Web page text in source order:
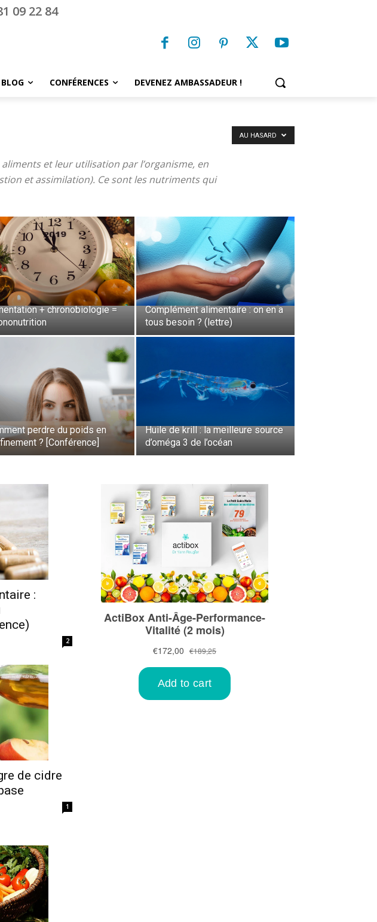
09 22 84
BLOG CONFÉRENCES DEVENEZ AMBASSADEUR !
aliments et leur utilisation par l’organisme, en
et assimilation). Ce sont les nutriments qui
AU HASARD
+ chronobiologie =
Complément alimentaire : on en a
tous besoin ? (lettre)
perdre du poids en
? [Conférence]
Huile de krill : la meilleure source
d’oméga 3 de l’océan
:
2
de cidre
1